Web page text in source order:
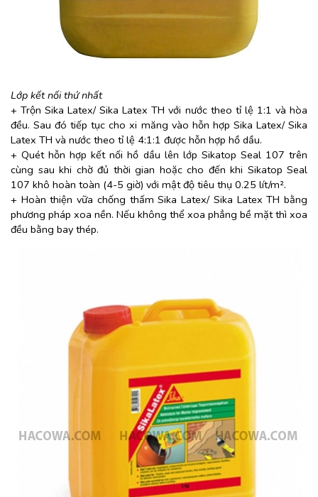
Lớp kết nối thứ nhất
+ Trộn Sika Latex/ Sika Latex TH với nước theo tỉ lệ 1:1 và hòa
đều. Sau đó tiếp tục cho xi măng vào hỗn hợp Sika Latex/ Sika
Latex TH và nước theo tỉ lệ 4:1:1 được hỗn hợp hồ dầu.
+ Quét hỗn hợp kết nối hồ dầu lên lớp Sikatop Seal 107 trên
cùng sau khi chờ đủ thời gian hoặc cho đến khi Sikatop Seal
107 khô hoàn toàn (4-5 giờ) với mật độ tiêu thụ 0.25 lít/m².
+ Hoàn thiện vữa chống thấm Sika Latex/ Sika Latex TH bằng
phương pháp xoa nền. Nếu không thể xoa phẳng bề mặt thì xoa
đều bằng bay thép.